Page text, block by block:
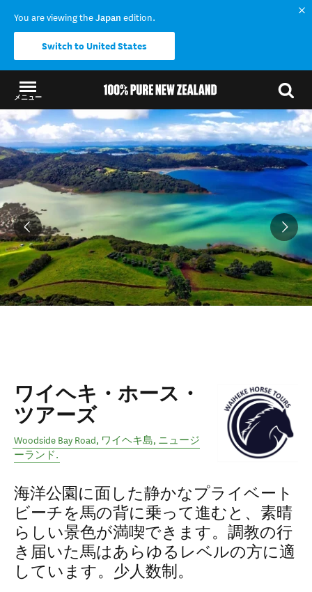
You are viewing theJapan edition.
Switch to United States
メニュー
結果に戻る
ワイヘキ・ホース・
ツアーズ
Woodside Bay Road, ワイヘキ島, ニュージ
ーランド.
海洋公園に面した静かなプライベート
ビーチを馬の背に乗って進むと、素晴
らしい景色が満喫できます。調教の行
き届いた馬はあらゆるレベルの方に適
しています。少人数制。